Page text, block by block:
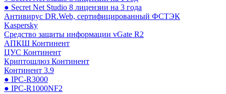
● Secret Net Studio 8 лицензии на 3 года
Антивирус DR.Web, сертифицированный ФСТЭК
Kaspersky
Средство защиты информации vGate R2
АПКШ Континент
ЦУС Континент
Криптошлюз Континент
Континент 3.9
● IPC-R3000
● IPC-R1000NF2